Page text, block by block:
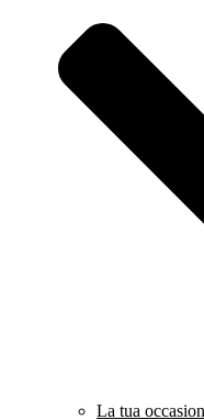
La tua